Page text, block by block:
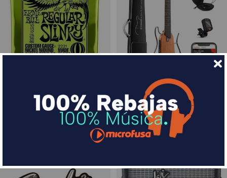
Slinky Regular 10-46
DONNER HUSH-I Silent Guitar
Caoba
Precio
habitual
339,00 €
Entrega en 1-2 días